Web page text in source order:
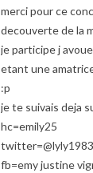
merci pour ce
decouverte de la
je participe j
etant une
:p
je te suivais deja
hc=emily25
twitter=@lyly1983
fb=emy justine